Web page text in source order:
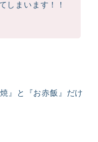
しまいます！！
』と『お赤飯』だけ